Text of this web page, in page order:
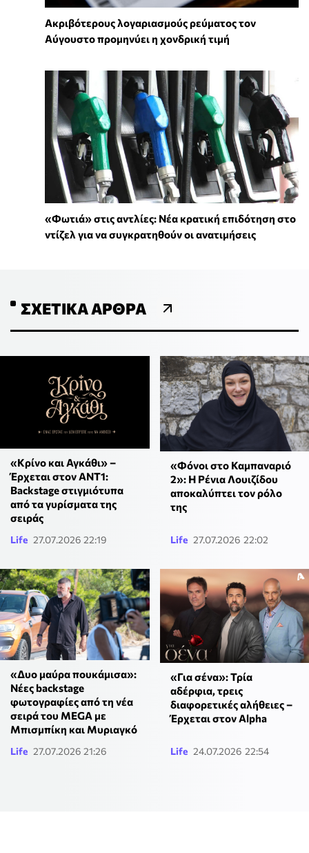
Ακριβότερους λογαριασμούς ρεύματος τον
Αύγουστο προμηνύει η χονδρική τιμή
«Φωτιά» στις αντλίες: Νέα κρατική επιδότηση στο
ντίζελ για να συγκρατηθούν οι ανατιμήσεις
ΣΧΕΤΙΚΆ ΆΡΘΡΑ
«Κρίνο και Αγκάθι» –
Έρχεται στον ΑΝΤ1:
Backstage στιγμιότυπα
από τα γυρίσματα της
σειράς
Life 27.07.2026 22:19
«Φόνοι στο Καμπαναριό
2»: Η Ρένια Λουιζίδου
αποκαλύπτει τον ρόλο
της
Life 27.07.2026 22:02
«Δυο μαύρα πουκάμισα»:
Νέες backstage
φωτογραφίες από τη νέα
σειρά του MEGA με
Μπισμπίκη και Μυριαγκό
Life 27.07.2026 21:26
«Για σένα»: Τρία
αδέρφια, τρεις
διαφορετικές αλήθειες –
Έρχεται στον Alpha
Life 24.07.2026 22:54